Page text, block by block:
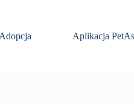
Adopcja Aplikacja